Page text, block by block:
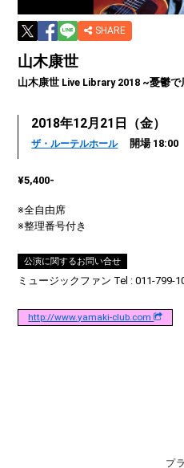
SHARE
山木康世
山木康世 Live Library 2018 ~憂鬱
2018年12月21日（金）
ザ・ルーテルホール 開場
¥5,400-
※全自由席
※整理番号付き
公演に関するお問い合せ
ミュージックファン Tel : 011-799-
http://www.yamaki-club.com
プ